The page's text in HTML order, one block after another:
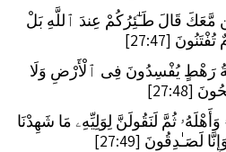
مَّعَكَ قَالَ طَـٰٓئِرُكُمْ عِندَ ٱللَّهِ بَلْ
[27:47]
رَهْطٍ يُفْسِدُونَ فِى ٱلْأَرْضِ وَلَا
[27:48]
وَأَهْلَهُۥ ثُمَّ لَنَقُولَنَّ لِوَلِيِّهِۦ مَا شَهِدْنَا
لَصَـٰدِقُونَ [27:49]